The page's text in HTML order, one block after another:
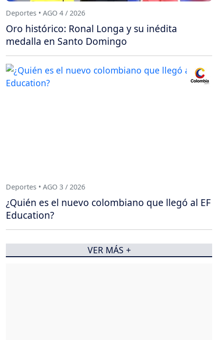
Deportes • AGO 4 / 2026
Oro histórico: Ronal Longa y su inédita
medalla en Santo Domingo
Deportes • AGO 3 / 2026
¿Quién es el nuevo colombiano que llegó al EF
Education?
VER MÁS +